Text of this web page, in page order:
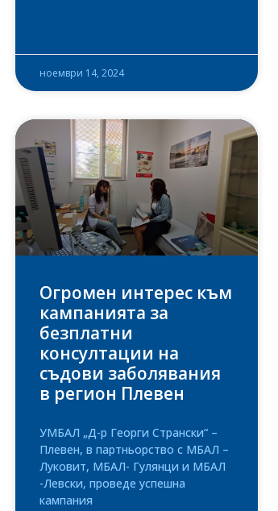
ноември 14, 2024
Огромен интерес към
кампанията за
безплатни
консултации на
съдови заболявания
в регион Плевен
УМБАЛ „Д-р Георги Странски“ –
Плевен, в партньорство с МБАЛ –
Луковит, МБАЛ- Гулянци и МБАЛ
-Левски, проведе успешна
кампания